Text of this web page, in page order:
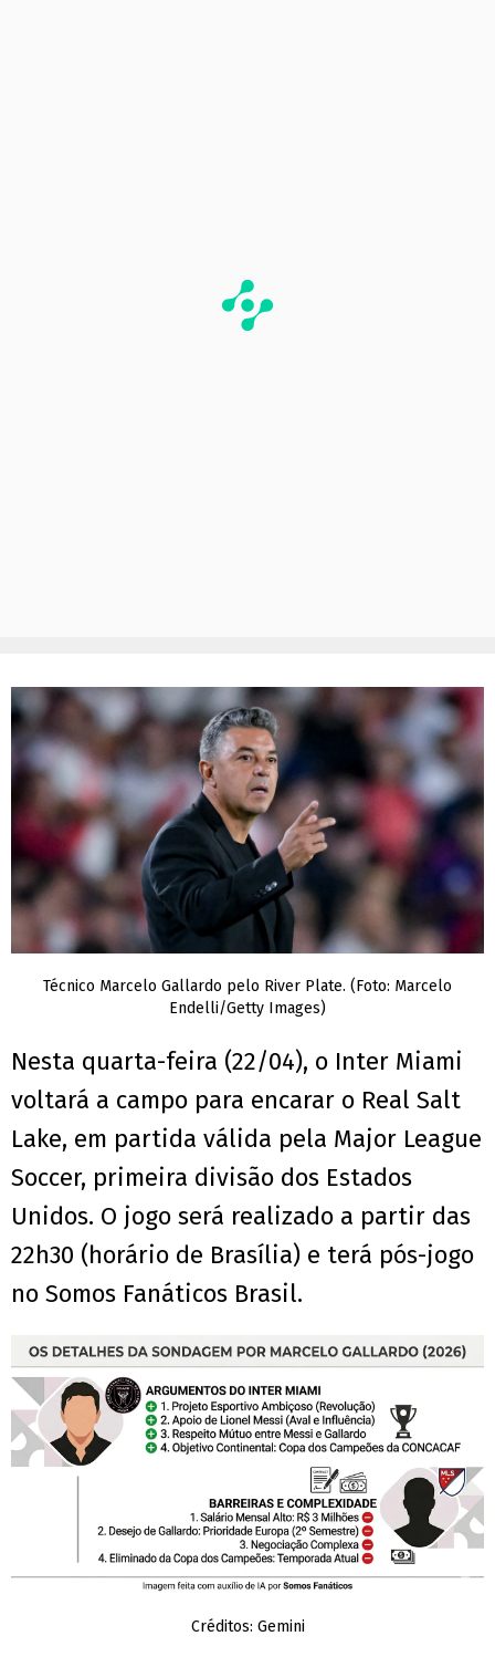
Técnico Marcelo Gallardo pelo River Plate. (Foto: Marcelo
Endelli/Getty Images)
Nesta quarta-feira (22/04), o Inter Miami
voltará a campo para encarar o Real Salt
Lake, em partida válida pela Major League
Soccer, primeira divisão dos Estados
Unidos. O jogo será realizado a partir das
22h30 (horário de Brasília) e terá pós-jogo
no Somos Fanáticos Brasil.
Créditos: Gemini